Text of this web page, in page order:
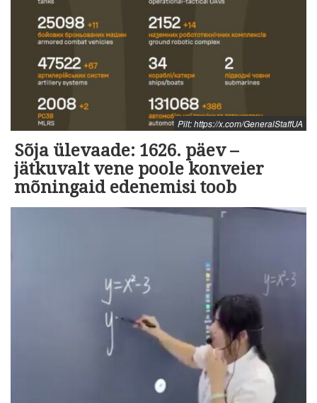
Pilt: https://x.com/GeneralStaffUA
Sõja ülevaade: 1626. päev –
jätkuvalt vene poole konveier
mõningaid edenemisi toob